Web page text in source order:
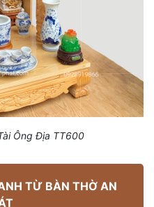
Ông Địa TT600
TỪ BÀN THỜ AN